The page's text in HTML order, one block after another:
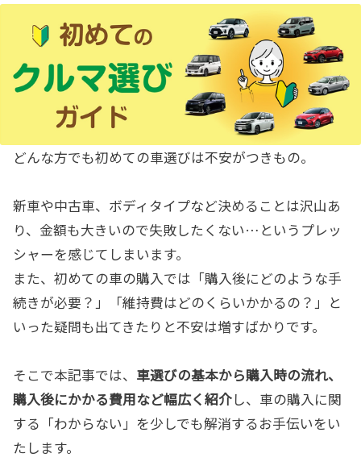
どんな方でも初めての車選びは不安がつきもの。
新車や中古車、ボディタイプなど決めることは沢山あ
り、金額も大きいので失敗したくない…というプレッ
シャーを感じてしまいます。
また、初めての車の購入では「購入後にどのような手
続きが必要？」「維持費はどのくらいかかるの？」と
いった疑問も出てきたりと不安は増すばかりです。
そこで本記事では、 車選びの基本から購入時の流れ、
購入後にかかる費用など幅広く紹介し、車の購入に関
する「わからない」を少しでも解消するお手伝いをい
たします。